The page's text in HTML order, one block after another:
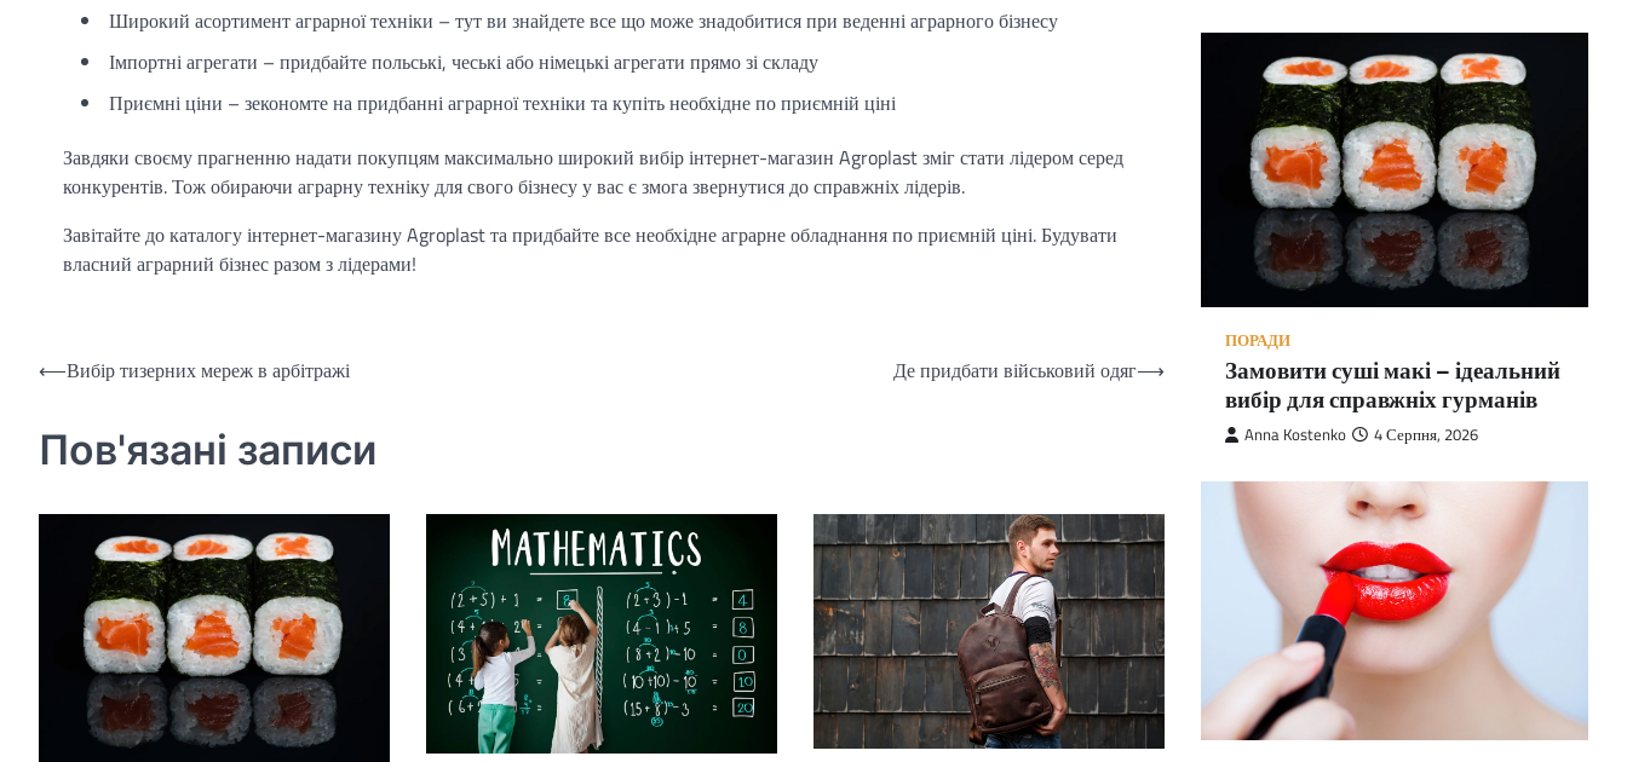
Широкий асортимент аграрної техніки – тут ви знайдете все що може знадобитися при веденні аграрного бізнесу
Імпортні агрегати – придбайте польські, чеські або німецькі агрегати прямо зі складу
Приємні ціни – зекономте на придбанні аграрної техніки та купіть необхідне по приємній ціні
Завдяки своєму прагненню надати покупцям максимально широкий вибір інтернет-магазин Agroplast зміг стати лідером серед
конкурентів. Тож обираючи аграрну техніку для свого бізнесу у вас є змога звернутися до справжніх лідерів.
Завітайте до каталогу інтернет-магазину Agroplast та придбайте все необхідне аграрне обладнання по приємній ціні. Будувати
власний аграрний бізнес разом з лідерами!
Навігація
⟵Вибір тизерних мереж в арбітражі Де придбати військовий одяг⟶
Пов'язані записи
ПОРАДИ
Замовити суші макі – ідеальний
вибір для справжніх гурманів
Anna Kostenko 4 Серпня, 2026